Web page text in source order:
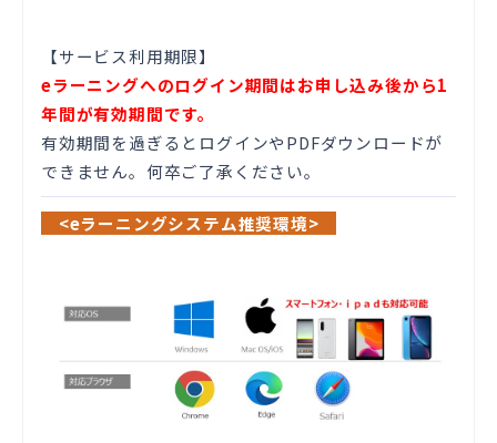
【サービス利用期限】
eラーニングへのログイン期間はお申し込み後から1
年間が有効期間です。
有効期間を過ぎるとログインやPDFダウンロードが
できません。何卒ご了承ください。
<eラーニングシステム推奨環境>